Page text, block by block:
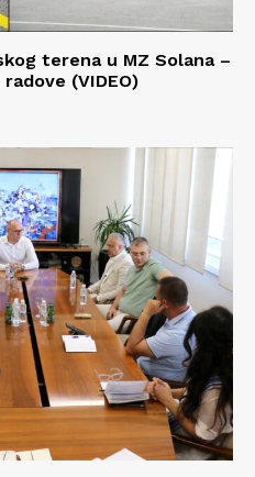
terena u MZ Solana –
(VIDEO)